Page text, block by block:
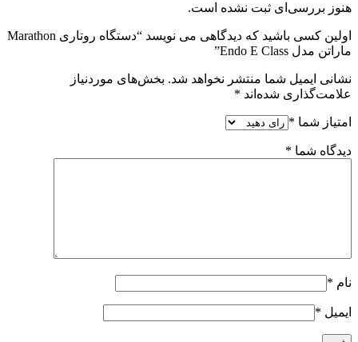
هنوز بررسی‌ای ثبت نشده است.
اولین کسی باشید که دیدگاهی می نویسد “دستگاه روتاری Marathon
ماراتن مدل Endo E Class”
نشانی ایمیل شما منتشر نخواهد شد. بخش‌های موردنیاز
علامت‌گذاری شده‌اند *
امتیاز شما *
دیدگاه شما *
نام *
ایمیل *